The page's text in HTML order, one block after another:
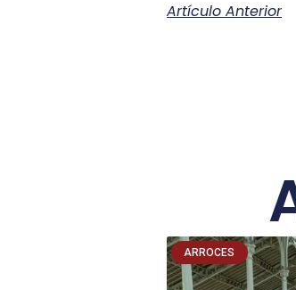
Artículo Anterior
ARROCES